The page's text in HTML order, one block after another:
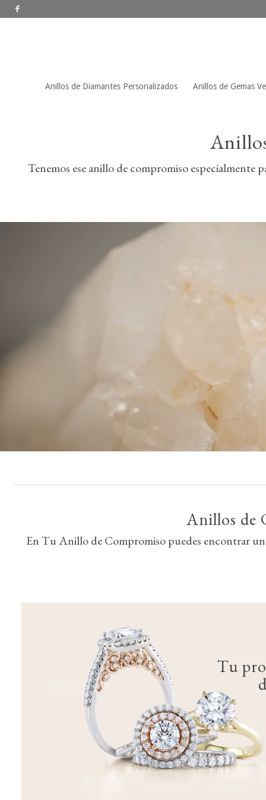
Anillos de Diamantes Personalizados Anillos de Gemas
Tenemos ese anillo de compromiso
Anillos de
En Tu Anillo de Compromiso puedes encontrar
Tu